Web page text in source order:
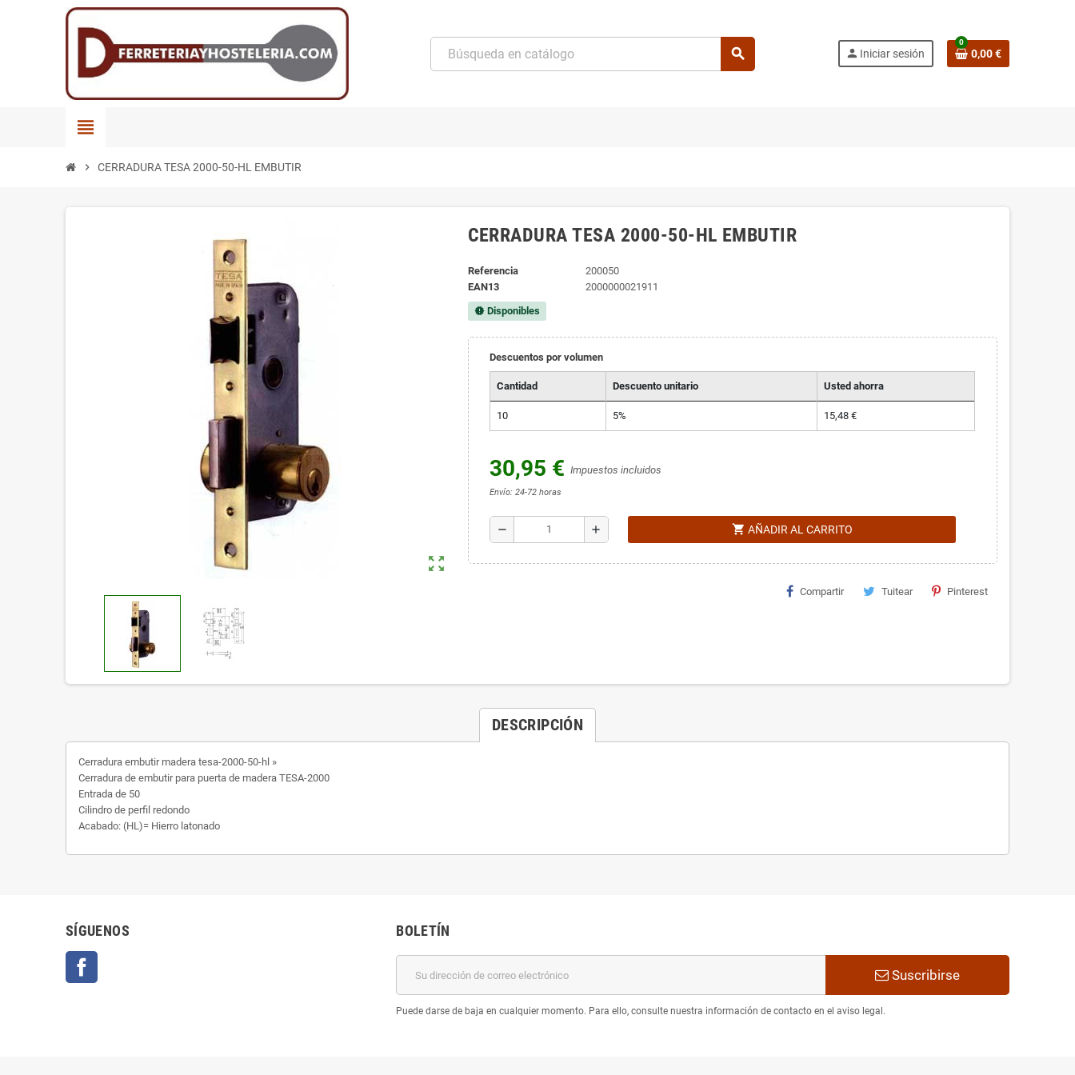
search person Iniciar sesión
0
0,00 €
view_headline
chevron_right CERRADURA TESA 2000-50-HL EMBUTIR
zoom_out_map
CERRADURA TESA 2000-50-HL EMBUTIR
Referencia
200050
EAN13
2000000021911
new_releasesDisponibles
Descuentos por volumen
Cantidad Descuento unitario Usted ahorra
10 5% 15,48 €
30,95 € Impuestos incluidos
Envío: 24-72 horas
remove add shopping_cart AÑADIR AL CARRITO
Compartir Tuitear Pinterest
DESCRIPCIÓN
Cerradura embutir madera tesa-2000-50-hl »
Cerradura de embutir para puerta de madera TESA-2000
Entrada de 50
Cilindro de perfil redondo
Acabado: (HL)= Hierro latonado
SÍGUENOS BOLETÍN
Suscribirse
Puede darse de baja en cualquier momento. Para ello, consulte nuestra información de contacto en el aviso legal.